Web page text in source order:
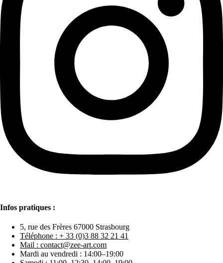
Infos pratiques :
5, rue des Frères 67000 Strasbourg
Téléphone : + 33 (0)3 88 32 21 41
Mail : contact@zee-art.com
Mardi au vendredi : 14:00–19:00